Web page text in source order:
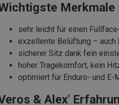
Merkmale
sehr leicht für einen
exzellente Belüftung – auch
sicherer Sitz dank fein
hoher Tragekomfort, kein
optimiert für Enduro- und E-
& Alex'